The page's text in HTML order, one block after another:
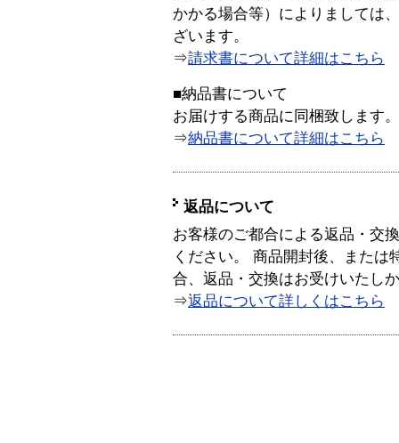
かかる場合等）によりましては
ざいます。
⇒請求書について詳細はこちら
■納品書について
お届けする商品に同梱致します。
⇒納品書について詳細はこちら
返品について
お客様のご都合による返品・交
ください。 商品開封後、または
合、返品・交換はお受けいたし
⇒返品について詳しくはこちら